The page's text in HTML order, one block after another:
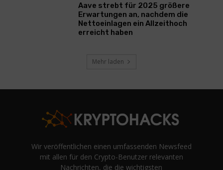
Aave strebt für 2025 größere
Erwartungen an, nachdem die
Nettoeinlagen ein Allzeithoch
erreicht haben
Mehr laden
Wir veröffentlichen einen umfassenden Newsfeed
mit allen für den Crypto-Benutzer relevanten
Nachrichten, die die wichtigsten